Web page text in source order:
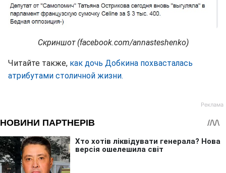
Скриншот (facebook.com/annasteshenko)
Читайте также, как дочь Добкина похвасталась
атрибутами столичной жизни.